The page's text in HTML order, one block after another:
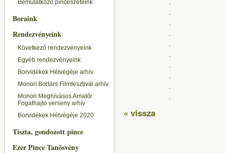
Bemutatkozó pincészeteink
Boraink
Rendezvényeink
Következő rendezvényeink
Egyéb rendezvényeink
Borvidékek Hétvégéje arhív
Monori Bortárs Filmfesztivál arhív
Monori Meghívásos Amatőr
Fogathajtó verseny arhív
Borvidékek Hétvégéje 2020
Tiszta, gondozott pince
Ezer Pince Tanösvény
« vissza